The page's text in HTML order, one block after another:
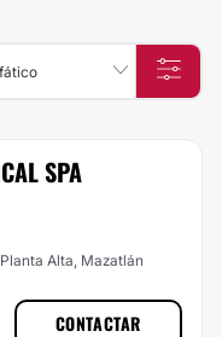
SPA
Alta, Mazatlán
CONTACTAR